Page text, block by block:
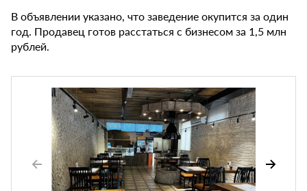
В объявлении указано, что заведение окупится за один
год. Продавец готов расстаться с бизнесом за 1,5 млн
рублей.